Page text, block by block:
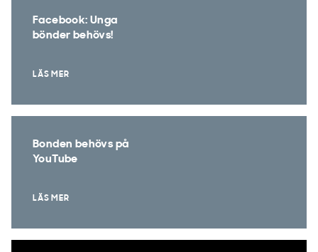
Facebook: Unga
bönder behövs!
LÄS MER
Bonden behövs på
YouTube
LÄS MER